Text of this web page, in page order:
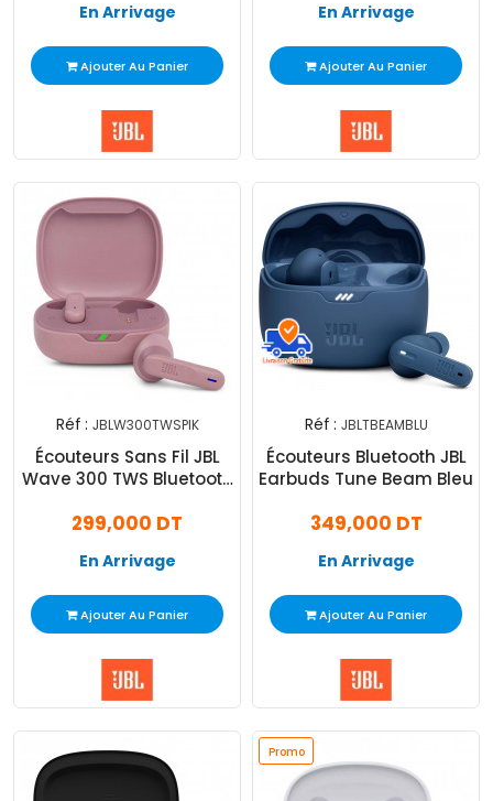
En Arrivage
Ajouter Au Panier
En Arrivage
Ajouter Au Panier
Réf : JBLW300TWSPIK
Écouteurs Sans Fil JBL
Wave 300 TWS Bluetooth
299,000 DT
En Arrivage
Ajouter Au Panier
Réf : JBLTBEAMBLU
Écouteurs Bluetooth JBL
Earbuds Tune Beam Bleu
349,000 DT
En Arrivage
Ajouter Au Panier
Promo